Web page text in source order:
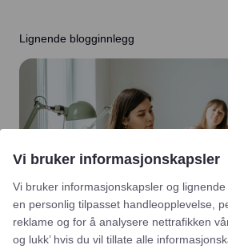
Lignende blogginnlegg
Vi bruker informasjonskapsler
Vi bruker informasjonskapsler og
en personlig tilpasset handleopplevelse,
reklame og for å analysere nettrafikken
og lukk’ hvis du vil tillate alle